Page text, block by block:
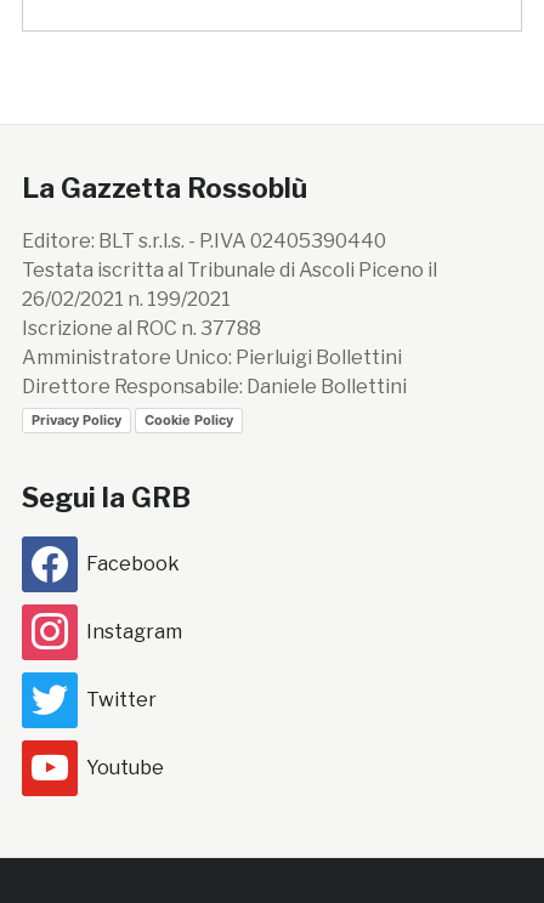
La Gazzetta Rossoblù
Editore: BLT s.r.l.s. - P.IVA 02405390440
Testata iscritta al Tribunale di Ascoli Piceno il
26/02/2021 n. 199/2021
Iscrizione al ROC n. 37788
Amministratore Unico: Pierluigi Bollettini
Direttore Responsabile: Daniele Bollettini
Privacy Policy Cookie Policy
Segui la GRB
Facebook
Instagram
Twitter
Youtube